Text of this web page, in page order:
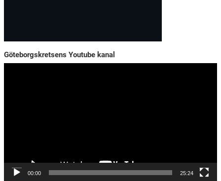
Göteborgskretsens Youtube kanal
00:00 25:24